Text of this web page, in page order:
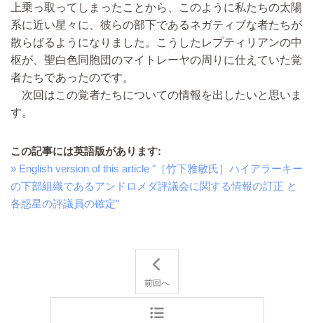
上乗っ取ってしまったことから、このように私たちの太陽
系に近い星々に、彼らの部下であるネガティブな者たちが
散らばるようになりました。こうしたレプティリアンの中
枢が、聖白色同胞団のマイトレーヤの周りに仕えていた覚
者たちであったのです。
次回はこの覚者たちについての情報を出したいと思いま
す。
この記事には英語版があります:
» English version of this article "［竹下雅敏氏］ハイアラーキー
の下部組織であるアンドロメダ評議会に関する情報の訂正 と
各惑星の評議員の確定"
前回へ